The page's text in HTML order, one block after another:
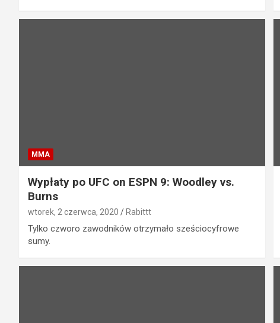
MMA
Wypłaty po UFC on ESPN 9: Woodley vs.
Burns
wtorek, 2 czerwca, 2020 Rabittt
Tylko czworo zawodników otrzymało sześciocyfrowe
sumy.